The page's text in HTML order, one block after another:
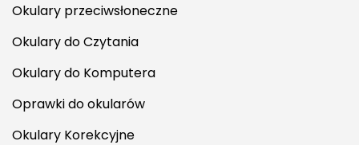
Okulary przeciwsłoneczne
Okulary do Czytania
Okulary do Komputera
Oprawki do okularów
Okulary Korekcyjne